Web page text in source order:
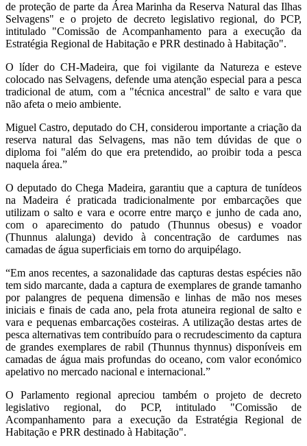
de proteção de parte da Área Marinha da Reserva Natural das Ilhas
Selvagens" e oprojeto de decreto legislativo regional, do PCP,
intitulado "Comissão de Acompanhamento para a execução da
Estratégia Regional de Habitação e PRR destinado à Habitação".
O líder do CH-Madeira, que foi vigilante da Natureza e esteve
colocado nas Selvagens, defende uma atenção especial para a pesca
tradicional de atum, com a "técnica ancestral" de salto e vara que
não afeta o meio ambiente.
Miguel Castro, deputado do CH, considerou importante a criação da
reserva natural das Selvagens, mas não tem dúvidas de que o
diploma foi "além do que era pretendido, ao proibir toda a pesca
naquela área.”
O deputado do Chega Madeira, garantiu que a captura de tunídeos
na Madeira é praticada tradicionalmente por embarcações que
utilizam o salto e vara e ocorre entre março e junho de cada ano,
com o aparecimento do patudo (Thunnus obesus) e voador
(Thunnus alalunga) devido à concentração de cardumes nas
camadas de água superficiais em torno do arquipélago.
“Em anos recentes, a sazonalidade das capturas destas espécies não
tem sido marcante, dada a captura de exemplares de grande tamanho
por palangres de pequena dimensão e linhas de mão nos meses
iniciais e finais de cada ano, pela frota atuneira regional de salto e
vara e pequenas embarcações costeiras. A utilização destas artes de
pesca alternativas tem contribuído para o recrudescimento da captura
de grandes exemplares de rabil (Thunnus thynnus) disponíveis em
camadas de água mais profundas do oceano, com valor económico
apelativo no mercado nacional e internacional.”
O Parlamento regional apreciou também o projeto de decreto
legislativo regional, do PCP, intitulado "Comissão de
Acompanhamento para a execução da Estratégia Regional de
Habitação e PRR destinado à Habitação".